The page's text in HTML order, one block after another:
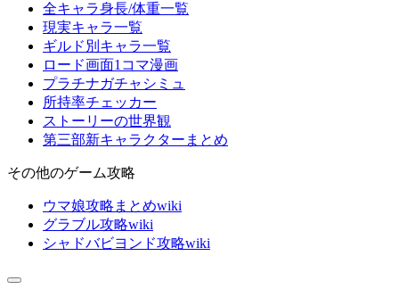
全キャラ身長/体重一覧
現実キャラ一覧
ギルド別キャラ一覧
ロード画面1コマ漫画
プラチナガチャシミュ
所持率チェッカー
ストーリーの世界観
第三部新キャラクターまとめ
その他のゲーム攻略
ウマ娘攻略まとめwiki
グラブル攻略wiki
シャドバビヨンド攻略wiki